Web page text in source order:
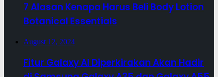
7 Alasan Kenapa Harus Beli Body Lotion
Botanical Essentials
August 12, 2024
Fitur Galaxy AI Diperkirakan Akan Hadir